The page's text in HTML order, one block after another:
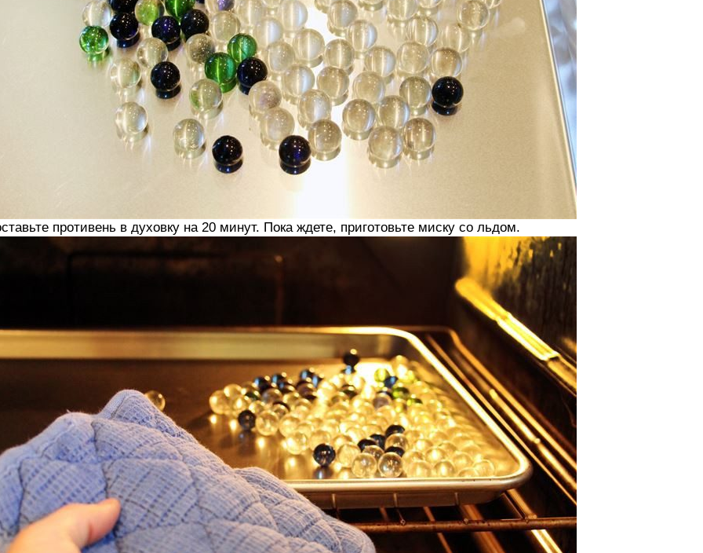
противень в духовку на 20 минут. Пока ждете, приготовьте миску со льдом.